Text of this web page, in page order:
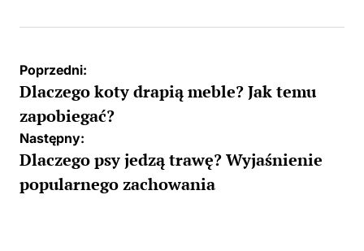
Nawigacja
wpisu
Poprzedni:
Dlaczego koty drapią meble? Jak temu
zapobiegać?
Następny:
Dlaczego psy jedzą trawę? Wyjaśnienie
popularnego zachowania